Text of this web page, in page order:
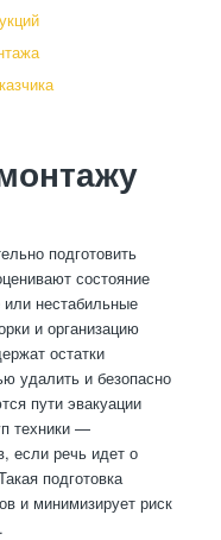
подготовить
состояние
нестабильные
и организацию
остатки
удалить и безопасно
пути эвакуации
техники —
если речь идет о
подготовка
и минимизирует риск